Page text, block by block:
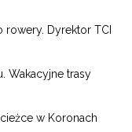
rowery. Dyrektor TCI
Wakacyjne trasy
w Koronach